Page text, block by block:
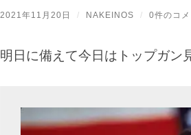
2021年11月20日 / NAKEINOS / 0件のコメ
明日に備えて今日はトップガン